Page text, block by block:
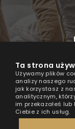
Ta strona
Używamy plików
analizy naszego
jak korzystasz z
analitycznym,
im przekazałeś
Ciebie z ich usług.